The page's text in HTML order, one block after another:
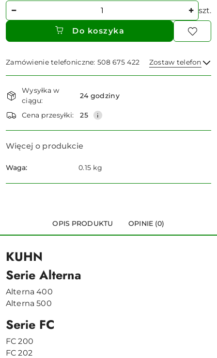
Ilość szt.
Do koszyka
Zamówienie telefoniczne: 508 675 422 Zostaw telefon
i
dostawa
Wysyłka w
ciągu:
24 godziny
Cena przesyłki: 25
Więcej o produkcie
Waga: 0.15 kg
OPIS PRODUKTU OPINIE (0)
KUHN
Serie Alterna
Alterna 400
Alterna 500
Serie FC
FC 200
FC 202